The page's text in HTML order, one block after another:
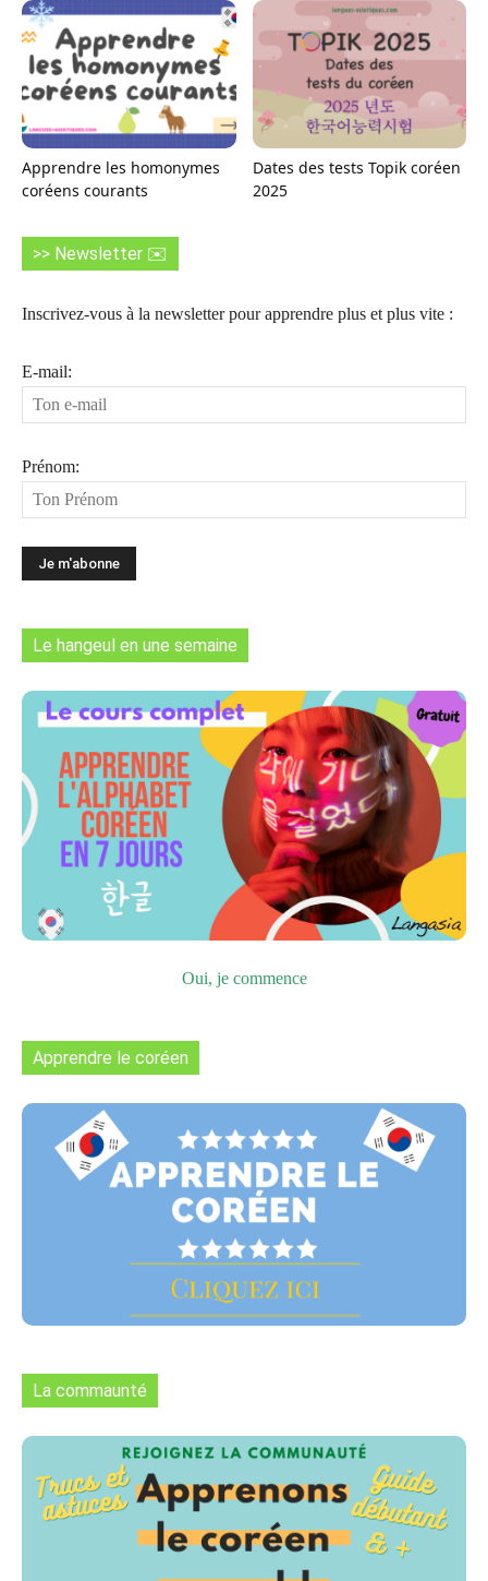
Apprendre les homonymes
coréens courants
Dates des tests Topik coréen
2025
>> Newsletter ✉️
Inscrivez-vous à la newsletter pour apprendre plus et plus vite :
E-mail:
Prénom:
Le hangeul en une semaine
Oui, je commence
Apprendre le coréen
La commaunté